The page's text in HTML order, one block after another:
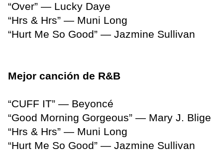
“Over” — Lucky Daye
“Hrs & Hrs” — Muni Long
“Hurt Me So Good” — Jazmine Sullivan
Mejor canción de R&B
“CUFF IT” — Beyoncé
“Good Morning Gorgeous” — Mary J. Blige
“Hrs & Hrs” — Muni Long
“Hurt Me So Good” — Jazmine Sullivan